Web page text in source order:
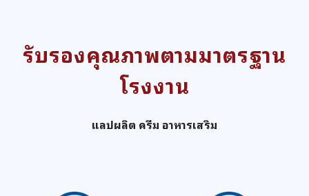
รับรองคุณภาพตามมาตรฐาน
โรงงาน
แลปผลิต ครีม อาหารเสริม